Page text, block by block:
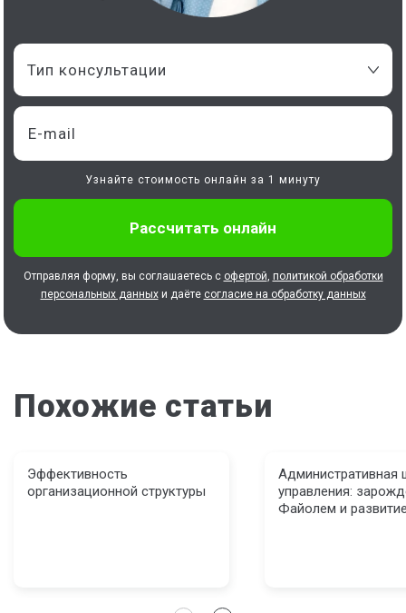
Тип консультации
Узнайте стоимость онлайн за 1 минуту
Отправляя форму, вы соглашаетесь с офертой, политикой обработки
персональных данныхи даёте согласие на обработку данных
Похожие статьи
Эффективность
организационной структуры
Административная
управления:
Файолем и